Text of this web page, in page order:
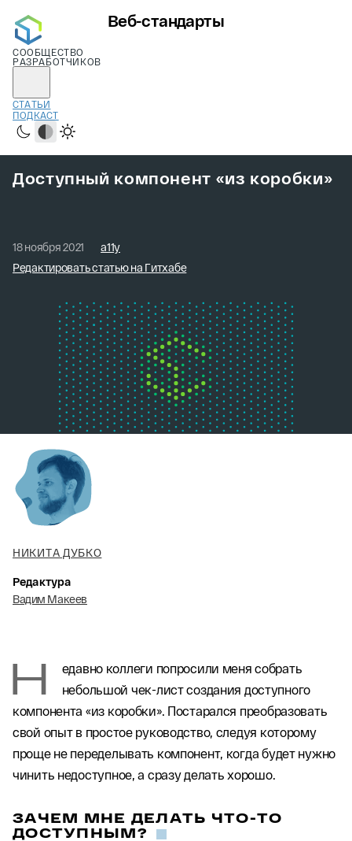
Веб-стандарты
СООБЩЕСТВО
РАЗРАБОТЧИКОВ
СТАТЬИ
ПОДКАСТ
Доступный компонент «из коробки»
18 ноября 2021
a11y
Редактировать статью на Гитхабе
НИКИТА ДУБКО
Редактура
Вадим Макеев
Н
едавно коллеги попросили меня собрать
небольшой чек-лист создания доступного
компонента «из коробки». Постарался преобразовать
свой опыт в простое руководство, следуя которому
проще не переделывать компонент, когда будет нужно
чинить недоступное, а сразу делать хорошо.
ЗАЧЕМ МНЕ ДЕЛАТЬ ЧТО-ТО
ДОСТУПНЫМ?